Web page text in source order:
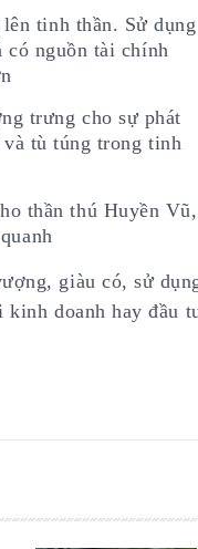
tinh thần. Sử dụng
nguồn tài chính
trưng cho sự phát
tù túng trong tinh
thần thú Huyền Vũ,
giàu có, sử
kinh doanh hay đầu